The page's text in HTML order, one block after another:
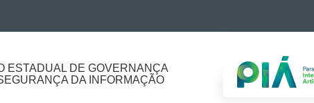
ESTADUAL DE GOVERNANÇA
DA INFORMAÇÃO